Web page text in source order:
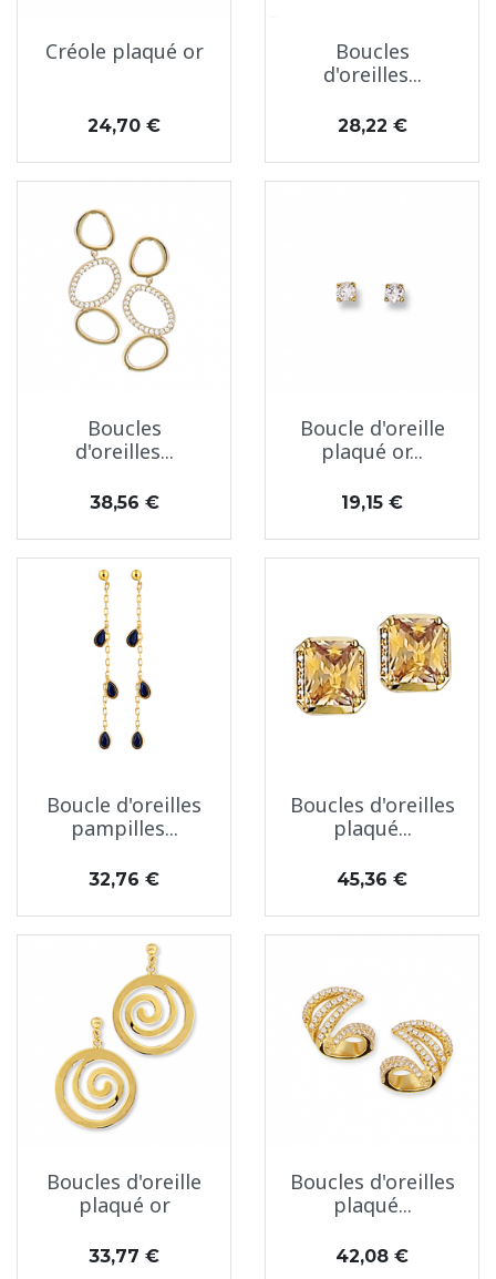
Créole plaqué or
Prix
24,70 €
Boucles
d'oreilles...
Prix
28,22 €
Boucles
d'oreilles...
Prix
38,56 €
Boucle d'oreille
plaqué or...
Prix
19,15 €
Boucle d'oreilles
pampilles...
Prix
32,76 €
Boucles d'oreilles
plaqué...
Prix
45,36 €
Boucles d'oreille
plaqué or
Prix
33,77 €
Boucles d'oreilles
plaqué...
Prix
42,08 €